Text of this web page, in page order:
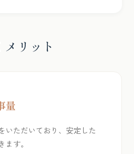
リット
量
いただいており、安定した
す。